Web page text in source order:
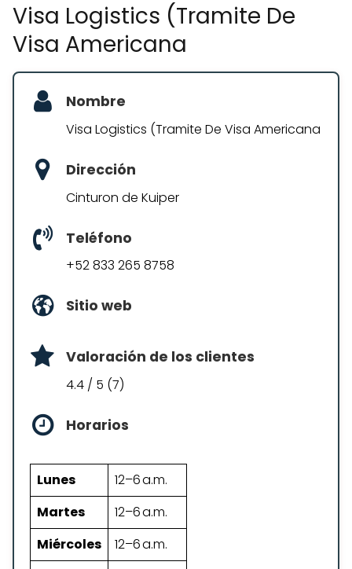
Visa Logistics (Tramite De
Visa Americana
Nombre
Visa Logistics (Tramite De Visa Americana
Dirección
Cinturon de Kuiper
Teléfono
+52 833 265 8758
Sitio web
Valoración de los clientes
4.4 / 5 (7)
Horarios
Lunes
12–6 a.m.
Martes
12–6 a.m.
Miércoles
12–6 a.m.